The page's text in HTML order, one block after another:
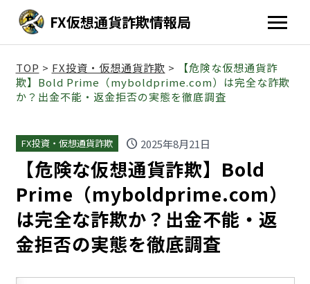
FX仮想通貨詐欺情報局
TOP > FX投資・仮想通貨詐欺 >
【危険な仮想通貨詐
欺】Bold Prime（myboldprime.com）は完全な詐欺
か？出金不能・返金拒否の実態を徹底調査
FX投資・仮想通貨詐欺 schedule 2025年8月21日
【危険な仮想通貨詐欺】Bold
Prime（myboldprime.com）
は完全な詐欺か？出金不能・返
金拒否の実態を徹底調査